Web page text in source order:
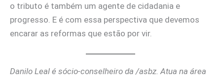
o tributo é também um agente de cidadania e
progresso. E é com essa perspectiva que devemos
encarar as reformas que estão por vir.
Danilo Leal é sócio-conselheiro da /asbz. Atua na área